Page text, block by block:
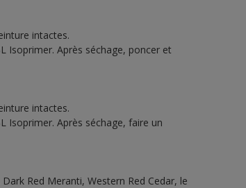
intactes.
Isoprimer. Après séchage, poncer et
intactes.
Isoprimer. Après séchage, faire un
Red Meranti, Western Red Cedar, le